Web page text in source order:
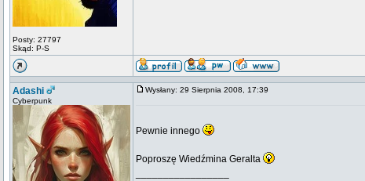
Posty: 27797
Skąd: P-S
Adashi
Cyberpunk
Wysłany: 29 Sierpnia 2008, 17:39
Pewnie innego
Poproszę Wiedźmina Geralta